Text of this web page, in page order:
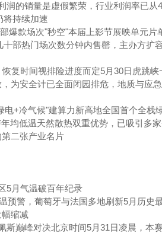
润的销量是虚假繁荣，行业利润率已从
将持续加速
爆款场次"秒空"本届上影节展映单元片
部热门场次数分钟内售罄，主办方扩
复时间视排险进度而定5月30日虎跳峡
为安全计已全面闭园排危，地质与应
+冷气候"建算力新高地全国首个全栈
均低温天然散热双重优势，已吸引多
二张产业名片
5月气温破百年纪录
预警，葡萄牙与法国多地刷新5月历史
缩减
斯巅峰对决北京时间5月31日凌晨，本